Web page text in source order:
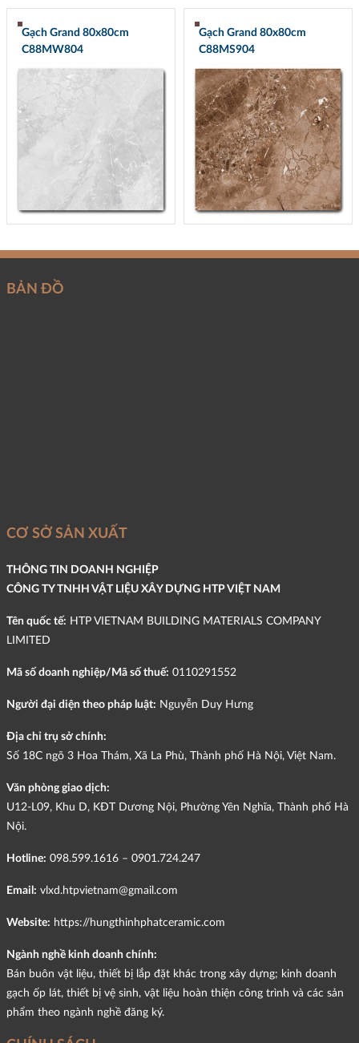
Gạch Grand 80x80cm
C88MW804
Gạch Grand 80x80cm
C88MS904
BẢN ĐỒ
CƠ SỞ SẢN XUẤT
THÔNG TIN DOANH NGHIỆP
CÔNG TY TNHH VẬT LIỆU XÂY DỰNG HTP VIỆT NAM
Tên quốc tế: HTP VIETNAM BUILDING MATERIALS COMPANY
LIMITED
Mã số doanh nghiệp/Mã số thuế: 0110291552
Người đại diện theo pháp luật: Nguyễn Duy Hưng
Địa chỉ trụ sở chính:
Số 18C ngõ 3 Hoa Thám, Xã La Phù, Thành phố Hà Nội, Việt Nam.
Văn phòng giao dịch:
U12-L09, Khu D, KĐT Dương Nội, Phường Yên Nghĩa, Thành phố Hà
Nội.
Hotline: 098.599.1616 – 0901.724.247
Email: vlxd.htpvietnam@gmail.com
Website: https://hungthinhphatceramic.com
Ngành nghề kinh doanh chính:
Bán buôn vật liệu, thiết bị lắp đặt khác trong xây dựng; kinh doanh
gạch ốp lát, thiết bị vệ sinh, vật liệu hoàn thiện công trình và các sản
phẩm theo ngành nghề đăng ký.